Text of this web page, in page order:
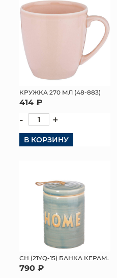
КРУЖКА 270 МЛ (48-883)
414 ₽
- +
В КОРЗИНУ
СН (21YQ-15) БАНКА КЕРАМ.
790 ₽